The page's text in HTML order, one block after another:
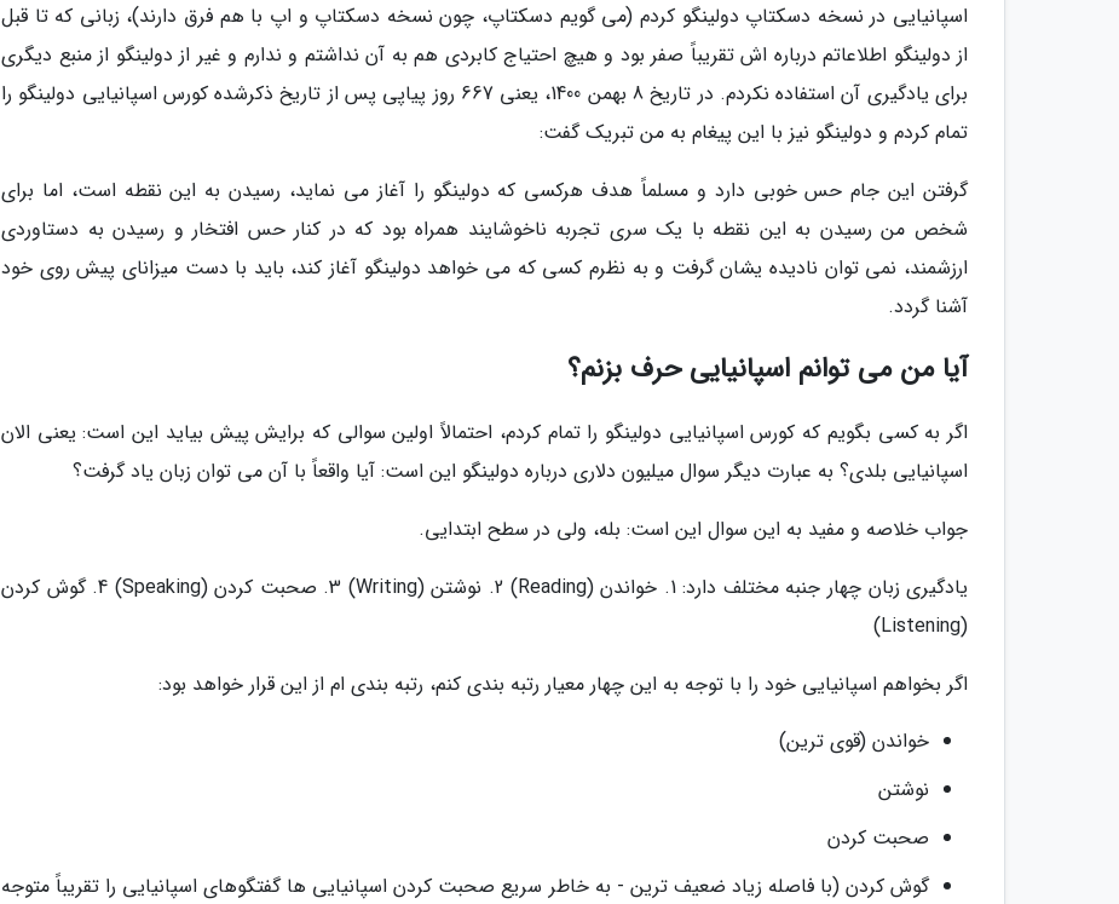
اسپانیایی در نسخه دسکتاپ دولینگو کردم (می گویم دسکتاپ، چون نسخه دسکتاپ و اپ با هم فرق دارند)، زبانی که تا قبل
از دولینگو اطلاعاتم درباره اش تقریباً صفر بود و هیچ احتیاج کابردی هم به آن نداشتم و ندارم و غیر از دولینگو از منبع دیگری
برای یادگیری آن استفاده نکردم. در تاریخ 8 بهمن 1400، یعنی 667 روز پیاپی پس از تاریخ ذکرشده کورس اسپانیایی دولینگو را
تمام کردم و دولینگو نیز با این پیغام به من تبریک گفت:
گرفتن این جام حس خوبی دارد و مسلماً هدف هرکسی که دولینگو را آغاز می نماید، رسیدن به این نقطه است، اما برای
شخص من رسیدن به این نقطه با یک سری تجربه ناخوشایند همراه بود که در کنار حس افتخار و رسیدن به دستاوردی
ارزشمند، نمی توان نادیده یشان گرفت و به نظرم کسی که می خواهد دولینگو آغاز کند، باید با دست میزانای پیش روی خود
آشنا گردد.
آیا من می توانم اسپانیایی حرف بزنم؟
اگر به کسی بگویم که کورس اسپانیایی دولینگو را تمام کردم، احتمالاً اولین سوالی که برایش پیش بیاید این است: یعنی الان
اسپانیایی بلدی؟ به عبارت دیگر سوال میلیون دلاری درباره دولینگو این است: آیا واقعاً با آن می توان زبان یاد گرفت؟
جواب خلاصه و مفید به این سوال این است: بله، ولی در سطح ابتدایی.
یادگیری زبان چهار جنبه مختلف دارد: 1. خواندن (Reading) 2. نوشتن (Writing) 3. صحبت کردن (Speaking) 4. گوش کردن
(Listening)
اگر بخواهم اسپانیایی خود را با توجه به این چهار معیار رتبه بندی کنم، رتبه بندی ام از این قرار خواهد بود:
خواندن (قوی ترین)
نوشتن
صحبت کردن
گوش کردن (با فاصله زیاد ضعیف ترین - به خاطر سریع صحبت کردن اسپانیایی ها گفتگوهای اسپانیایی را تقریباً متوجه